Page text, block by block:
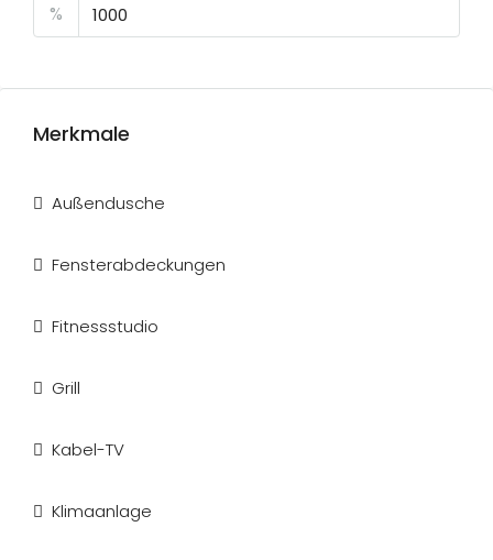
%
Merkmale
Außendusche
Fensterabdeckungen
Fitnessstudio
Grill
Kabel-TV
Klimaanlage